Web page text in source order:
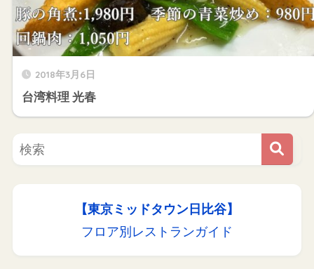
2018年3月6日
台湾料理 光春
【東京ミッドタウン日比谷】
フロア別レストランガイド